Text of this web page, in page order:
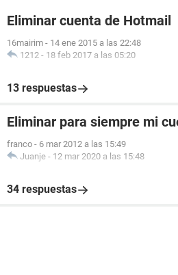
Eliminar cuenta de Hotmail
16mairim - 14 ene 2015 a las 22:48
1212 - 18 feb 2017 a las 05:20
13 respuestas
Eliminar para siempre mi
franco - 6 mar 2012 a las 15:49
Juanje - 12 mar 2020 a las 15:48
34 respuestas